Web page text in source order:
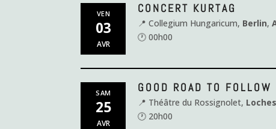
VEN
03
AVR
CONCERT KURTAG
📍 Collegium Hungaricum, Berlin,
🕐 00h00
SAM
25
AVR
GOOD ROAD TO FOLLOW
📍 Théâtre du Rossignolet, Loches
🕐 20h00